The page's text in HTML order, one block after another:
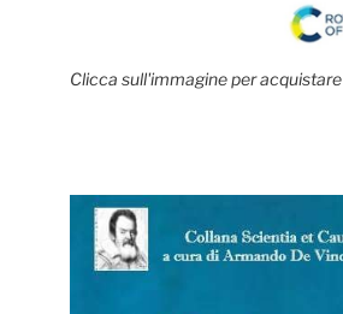
Clicca sull'immagine per acquistare